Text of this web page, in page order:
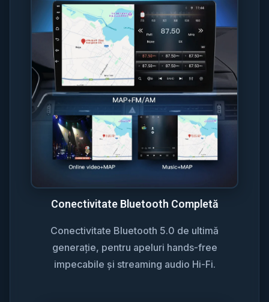
Conectivitate Bluetooth Completă
Conectivitate Bluetooth 5.0 de ultimă
generație, pentru apeluri hands-free
impecabile și streaming audio Hi-Fi.